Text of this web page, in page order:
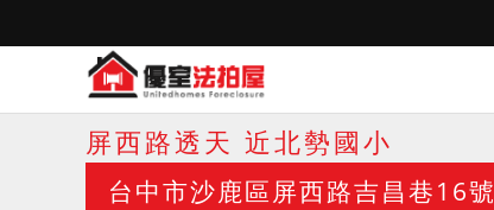
屏西路透天 近北勢國小
台中市沙鹿區屏西路吉昌巷16號